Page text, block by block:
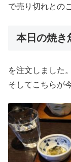
で売り切れとの
本日の焼き
を注文しました
そしてこちらが